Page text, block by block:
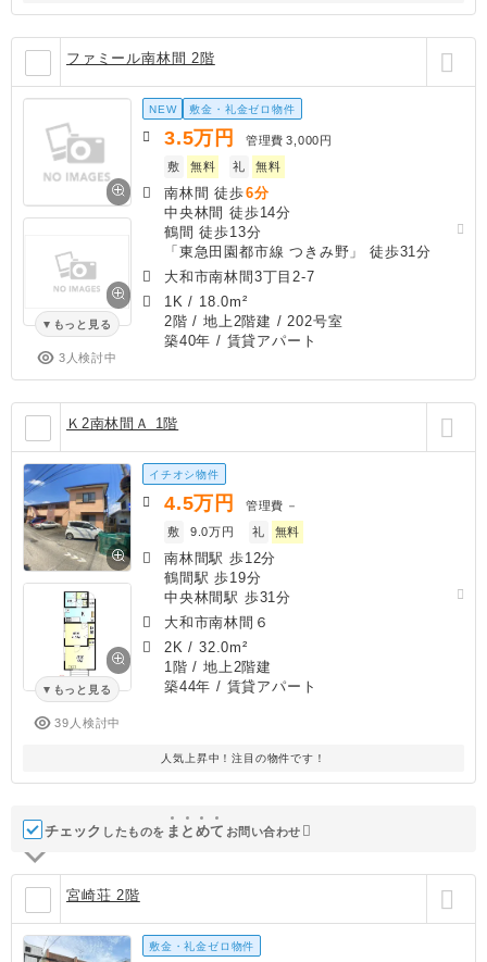
ファミール南林間 2階
もっと見る
3人検討中
NEW 敷金・礼金ゼロ物件
3.5万円 管理費 3,000円
敷
無料 礼 無料
南林間 徒歩6分
中央林間 徒歩14分
鶴間 徒歩13分
「東急田園都市線 つきみ野」 徒歩31分
大和市南林間3丁目2-7
1K / 18.0m²
2階 / 地上2階建 / 202号室
築40年 / 賃貸アパート
Ｋ2南林間Ａ 1階
もっと見る
39人検討中
イチオシ物件
4.5万円 管理費 －
敷
9.0万円 礼 無料
南林間駅 歩12分
鶴間駅 歩19分
中央林間駅 歩31分
大和市南林間６
2K /32.0m²
1階 / 地上2階建
築44年 / 賃貸アパート
人気上昇中！注目の物件です！
チェック したものを ま と めて お問い合わせ
宮崎荘 2階
敷金・礼金ゼロ物件